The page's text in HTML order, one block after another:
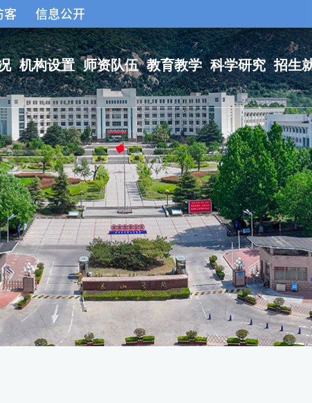
客 信息公开
机构设置 师资队伍 教育教学 科学研究 招生